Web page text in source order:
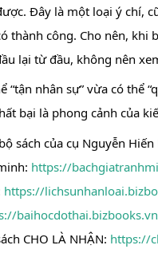
Đây là một loại ý chí,
thành công. Cho nên,
lại từ đầu, không nên
“tận nhân sự” vừa có thể
bại là phong cảnh của
sách của cụ Nguyễn Hiến
https://
https://
CHO LÀ NHẬN: https://